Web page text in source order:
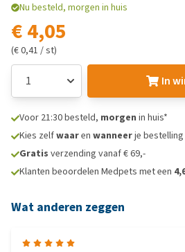
Nu besteld, morgen in huis
€ 4,05
(€ 0,41 / st)
In
Voor 21:30 besteld, morgen in huis*
Kies zelfwaaren wanneerje
Gratis verzending vanaf € 69,-
Klanten beoordelen Medpets met een
Wat anderen zeggen